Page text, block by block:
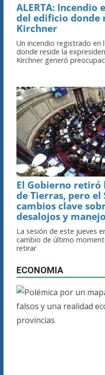
ALERTA: Incendio
del edificio donde
Kirchner
Un incendio registrado en
donde reside la
Kirchner generó
El Gobierno retiró
de Tierras, pero el
cambios clave
desalojos y
La sesión de este jueves
cambio de último
retirar
ECONOMIA